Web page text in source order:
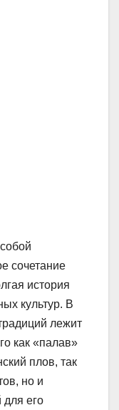
сочетание
история
культур. В
лежит
как «палав»
плов, так
но и
для его